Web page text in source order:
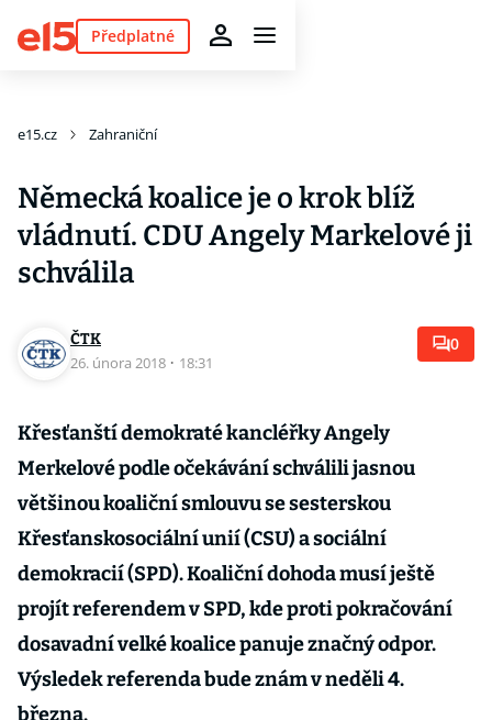
Předplatné
e15.cz Zahraniční
Německá koalice je o krok blíž
vládnutí. CDU Angely Markelové ji
schválila
ČTK
26. února 2018 · 18:31
0
Křesťanští demokraté kancléřky Angely
Merkelové podle očekávání schválili jasnou
většinou koaliční smlouvu se sesterskou
Křesťanskosociální unií (CSU) a sociální
demokracií (SPD). Koaliční dohoda musí ještě
projít referendem v SPD, kde proti pokračování
dosavadní velké koalice panuje značný odpor.
Výsledek referenda bude znám v neděli 4.
března.